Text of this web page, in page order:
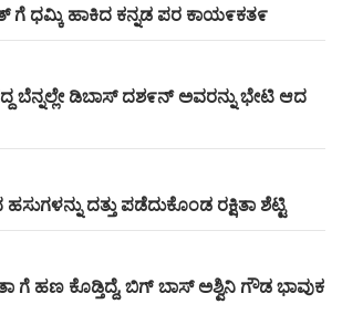
ಗೆ ಧಮ್ಕಿ ಹಾಕಿದ ಕನ್ನಡ ಪರ ಕಾಯ೯ಕತ೯
ಬೆನ್ನಲ್ಲೇ ಡಿಬಾಸ್ ದಶ೯ನ್ ಅವರನ್ನು ಭೇಟಿ ಆದ
ದತ್ತು ಪಡೆದುಕೊಂಡ ರಕ್ಷಿತಾ ಶೆಟ್ಟಿ
ಗೆ ಹಣ ಕೊಡ್ತಿದ್ದೆ, ಬಿಗ್ ಬಾಸ್ ಅಶ್ವಿನಿ ಗೌಡ ಭಾವುಕ